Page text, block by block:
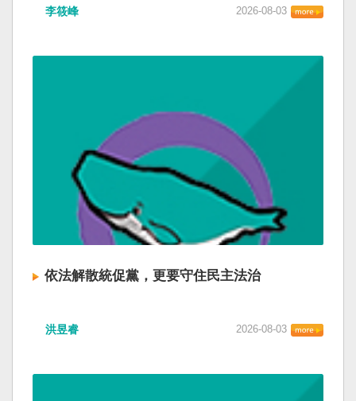
李筱峰 2026-08-03
依法解散統促黨，更要守住民主法治
洪昱睿 2026-08-03